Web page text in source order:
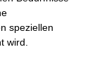
speziellen
wird.